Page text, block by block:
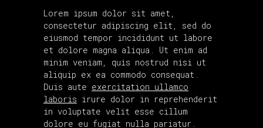
Lorem ipsum dolor sit amet,
consectetur adipiscing elit, sed do
eiusmod tempor incididunt ut labore
et dolore magna aliqua. Ut enim ad
minim veniam, quis nostrud nisi ut
aliquip ex ea commodo consequat.
Duis aute exercitation ullamco
laboris irure dolor in reprehenderit
in voluptate velit esse cillum
dolore eu fugiat nulla pariatur.